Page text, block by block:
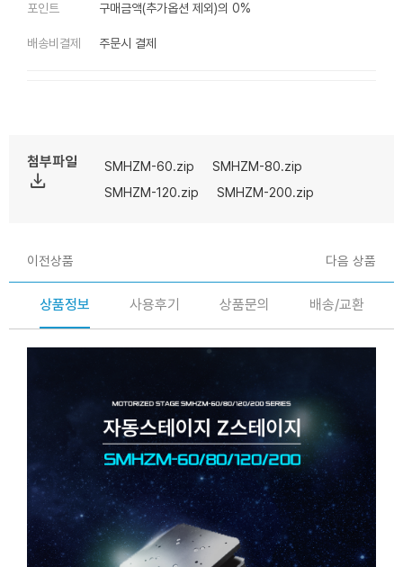
포인트 구매금액(추가옵션 제외)의 0%
배송비결제 주문시 결제
첨부파일
file_download
SMHZM-60.zip
SMHZM-80.zip
SMHZM-120.zip
SMHZM-200.zip
이전상품 다음 상품
상품정보 사용후기 상품문의 배송/교환